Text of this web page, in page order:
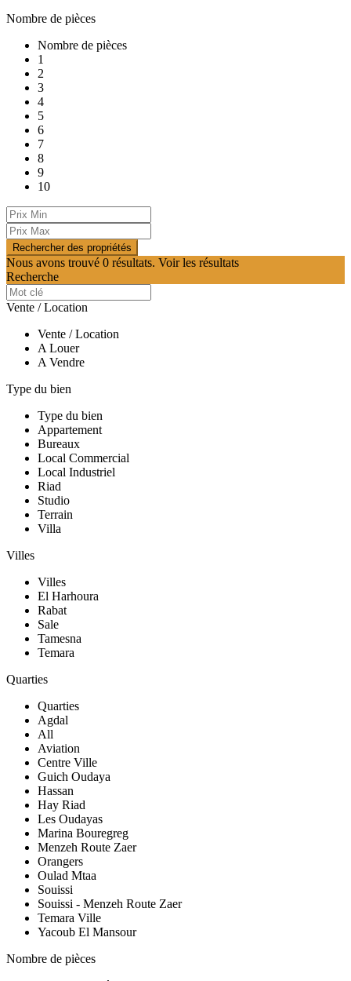
Nombre de pièces
Nombre de pièces
1
2
3
4
5
6
7
8
9
10
Nous avons trouvé 0 résultats. Voir les résultats
Recherche
Vente / Location
Vente / Location
A Louer
A Vendre
Type du bien
Type du bien
Appartement
Bureaux
Local Commercial
Local Industriel
Riad
Studio
Terrain
Villa
Villes
Villes
El Harhoura
Rabat
Sale
Tamesna
Temara
Quarties
Quarties
Agdal
All
Aviation
Centre Ville
Guich Oudaya
Hassan
Hay Riad
Les Oudayas
Marina Bouregreg
Menzeh Route Zaer
Orangers
Oulad Mtaa
Souissi
Souissi - Menzeh Route Zaer
Temara Ville
Yacoub El Mansour
Nombre de pièces